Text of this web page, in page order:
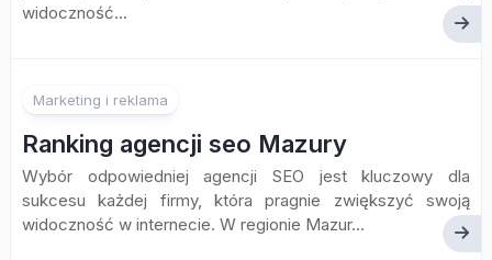
widoczność...
Marketing i reklama
Ranking agencji seo Mazury
Wybór odpowiedniej agencji SEO jest kluczowy dla
sukcesu każdej firmy, która pragnie zwiększyć swoją
widoczność w internecie. W regionie Mazur...